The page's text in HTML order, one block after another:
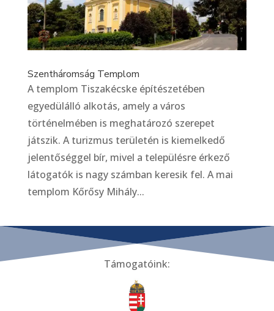
Szentháromság Templom
A templom Tiszakécske építészetében
egyedülálló alkotás, amely a város
történelmében is meghatározó szerepet
játszik. A turizmus területén is kiemelkedő
jelentőséggel bír, mivel a településre érkező
látogatók is nagy számban keresik fel. A mai
templom Kőrősy Mihály...
Támogatóink: